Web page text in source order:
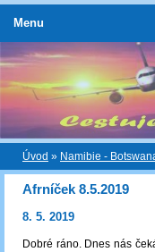
Úvod » Namibie -
Afrníček 8.5.2019
8. 5. 2019
Dobré ráno. Dnes nás
Menu